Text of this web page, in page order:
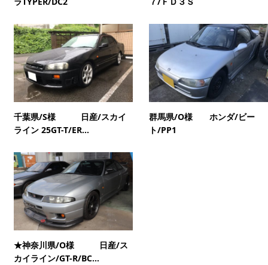
千葉県/S様 日産/スカイ
ライン 25GT-T/ER...
群馬県/O様 ホンダ/ビー
ト/PP1
★神奈川県/O様 日産/ス
カイライン/GT-R/BC...